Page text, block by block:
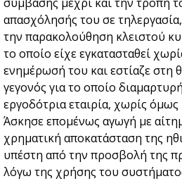
απασχόλησής του σε
την παρακολούθηση κλειστού
το οποίο είχε εγκατασταθεί
ενημέρωσή του και εστίαζε στη
γεγονός για το οποίο
εργοδότρια εταιρία, χωρίς
Άσκησε επομένως αγωγή με
χρηματική αποκατάσταση της
υπέστη από την προσβολή της
λόγω της χρήσης του